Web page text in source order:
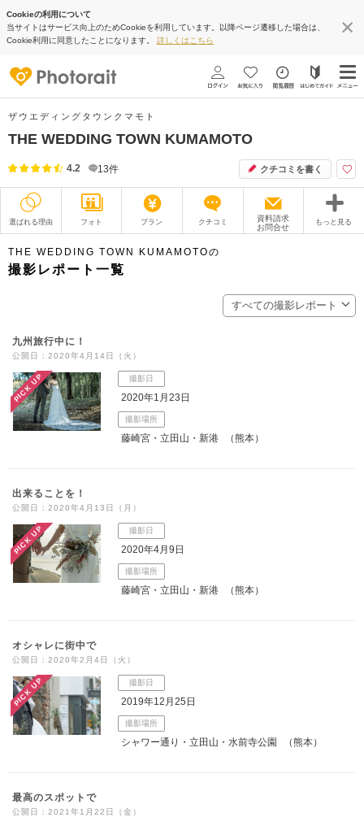
Cookieの利用について
当サイトはサービス向上のためCookieを利用しています。以降ページ遷移した場合は、
Cookie利用に同意したことになります。 詳しくはこちら
ザウエディングタウンクマモト
THE WEDDING TOWN KUMAMOTO
4.2 13件 クチコミを書く
選ばれる理由 フォト プラン クチコミ
資料請求
お問合せ
もっと見る
撮影レポート
ブログ
アクセス/TEL
THE WEDDING TOWN KUMAMOTOの
撮影レポート一覧
すべての撮影レポート
九州旅行中に！
公開日：2020年4月14日（火）
PICK UP 撮影日
2020年1月23日
撮影場所
藤崎宮・立田山・新港 （熊本）
出来ることを！
公開日：2020年4月13日（月）
PICK UP 撮影日
2020年4月9日
撮影場所
藤崎宮・立田山・新港 （熊本）
オシャレに街中で
公開日：2020年2月4日（火）
PICK UP 撮影日
2019年12月25日
撮影場所
シャワー通り・立田山・水前寺公園 （熊本）
最高のスポットで
公開日：2021年1月22日（金）